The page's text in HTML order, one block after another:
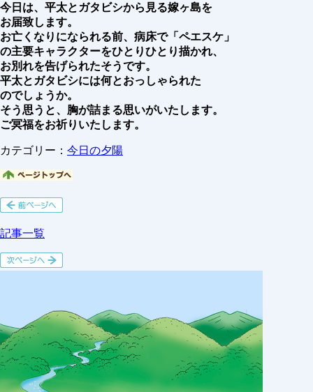
今日は、平太とガタビシから見る嫁ヶ島を
お届致します。
お亡くなりになられる前、病床で「ペエスケ」
の主要キャラクターをひとりひとり描かれ、
お別れを告げられたそうです。
平太とガタビシには何とおっしゃられた
のでしょうか。
そう思うと、胸が詰まる思いがいたします。
ご冥福をお祈りいたします。
カテゴリー： 今日の夕陽
記事一覧